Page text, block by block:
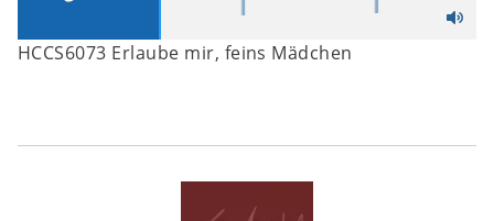
HCCS6073 Erlaube mir, feins Mädchen